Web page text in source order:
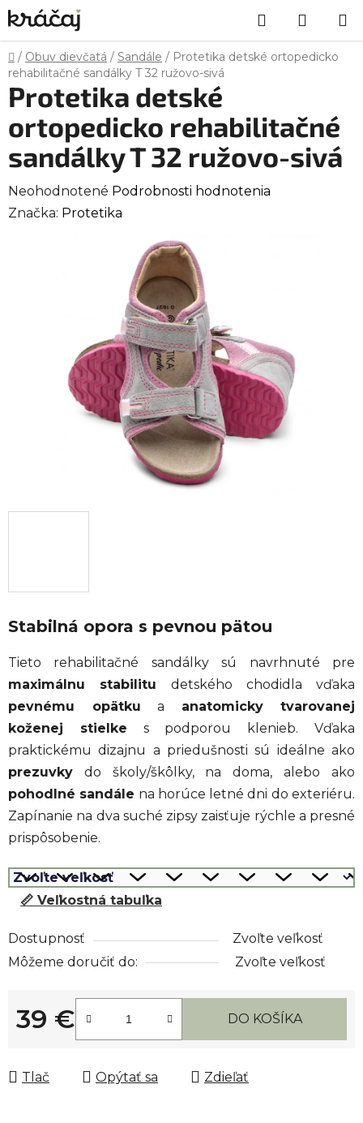
Prejsť
na
obsah
Hľadať
KOŠÍK
Domov
/ Obuv dievčatá / Sandále / Protetika detské ortopedicko
rehabilitačné sandálky T 32 ružovo-sivá
Stabilná opora s pevnou pätou
Tieto rehabilitačné sandálky sú navrhnuté pre
maximálnu stabilitu detského chodidla vďaka
pevnému opätku a anatomicky tvarovanej
koženej stielke s podporou klenieb. Vďaka
praktickému dizajnu a priedušnosti sú ideálne ako
prezuvky do školy/škôlky, na doma, alebo ako
pohodlné sandále na horúce letné dni do exteriéru.
Zapínanie na dva suché zipsy zaisťuje rýchle a presné
prispôsobenie.
📏 Veľkostná tabuľka
Dostupnosť
Zvoľte veľkosť
Môžeme doručiť do:
Zvoľte veľkosť
39 €
Jednotková cena:
DO KOŠÍKA
Tlač Opýtať sa Zdieľať
Protetika detské
ortopedicko rehabilitačné
sandálky T 32 ružovo-sivá
Priemerné
hodnotenie
Neohodnotené Podrobnosti hodnotenia
Značka: Protetika